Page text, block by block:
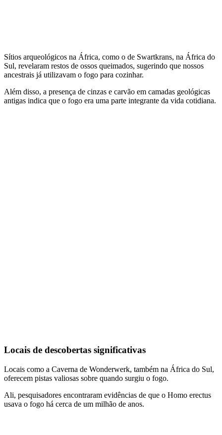
Sítios arqueológicos na África, como o de Swartkrans, na África do
Sul, revelaram restos de ossos queimados, sugerindo que nossos
ancestrais já utilizavam o fogo para cozinhar.
Além disso, a presença de cinzas e carvão em camadas geológicas
antigas indica que o fogo era uma parte integrante da vida cotidiana.
Locais de descobertas significativas
Locais como a Caverna de Wonderwerk, também na África do Sul,
oferecem pistas valiosas sobre quando surgiu o fogo.
Ali, pesquisadores encontraram evidências de que o Homo erectus
usava o fogo há cerca de um milhão de anos.